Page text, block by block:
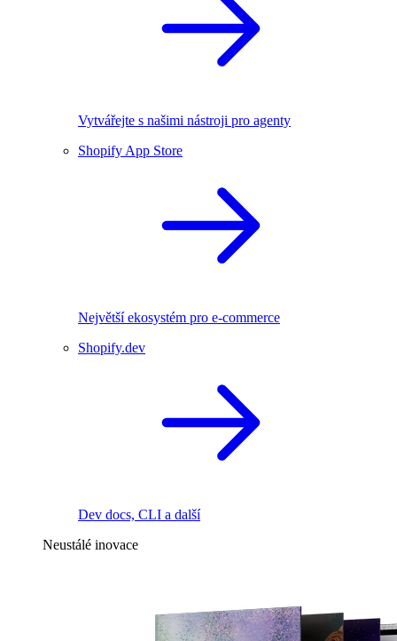
Vytvářejte s našimi nástroji pro agenty
Shopify App Store
Největší ekosystém pro e-commerce
Shopify.dev
Dev docs, CLI a další
Neustálé inovace